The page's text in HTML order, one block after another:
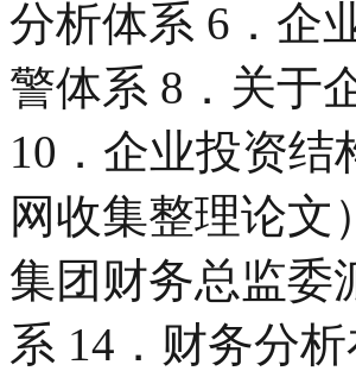
分析体系 6．企
警体系 8．关于
10．企业投资结
网收集整理论文
集团财务总监委
系 14．财务分